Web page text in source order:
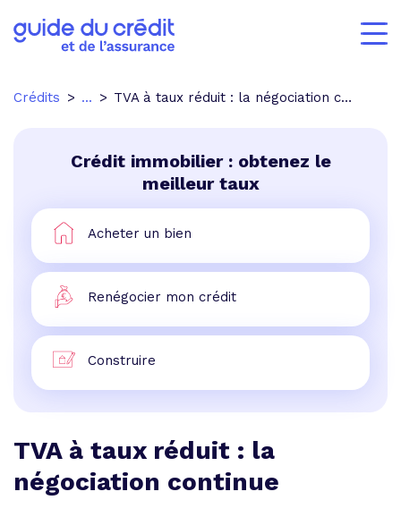
Crédits ... TVA à taux réduit : la négociation continue
Crédit immobilier : obtenez le
meilleur taux
Acheter un bien
Renégocier mon crédit
Construire
TVA à taux réduit : la
négociation continue